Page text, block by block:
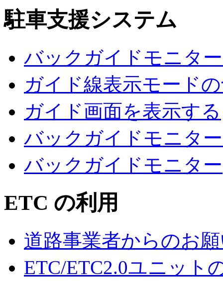
駐車支援システム
バックガイドモニタ
ガイド線表示モード
ガイド画面を表示する
バックガイドモニタ
バックガイドモニター
ETC の利用
道路事業者からのお
ETC/ETC2.0ユニット